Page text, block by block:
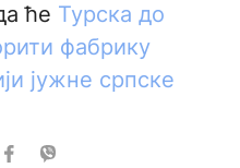
ће Турска до
фабрику
јужне српске